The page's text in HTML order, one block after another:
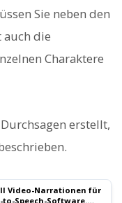
Sie neben den
auch die
Charaktere
erstellt,
Video-Narrationen für
Speech-Software.